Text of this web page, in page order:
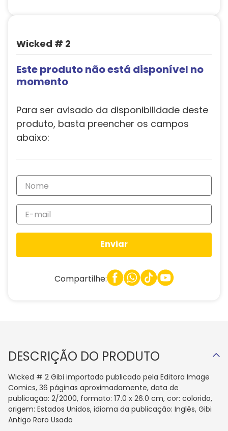
Wicked # 2
Este produto não está disponível no
momento
Para ser avisado da disponibilidade deste
produto, basta preencher os campos
abaixo:
Enviar
Compartilhe:
DESCRIÇÃO DO PRODUTO
Wicked # 2 Gibi importado publicado pela Editora Image
Comics, 36 páginas aproximadamente, data de
publicação: 2/2000, formato: 17.0 x 26.0 cm, cor: colorido,
origem: Estados Unidos, idioma da publicação: Inglês, Gibi
Antigo Raro Usado